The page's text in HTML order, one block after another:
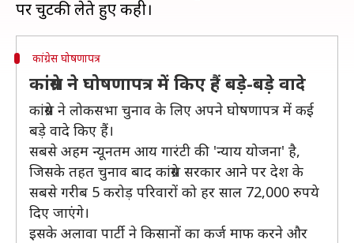
कांग्रेस घोषणापत्र
कांग्रेस ने घोषणापत्र में किए हैं बड़े-बड़े वादे
कांग्रेस ने लोकसभा चुनाव के लिए अपने घोषणापत्र में कई
बड़े वादे किए हैं।
सबसे अहम न्यूनतम आय गारंटी की 'न्याय योजना' है,
जिसके तहत चुनाव बाद कांग्रेस सरकार आने पर देश के
सबसे गरीब 5 करोड़ परिवारों को हर साल 72,000 रुपये
दिए जाएंगे।
इसके अलावा पार्टी ने किसानों का कर्ज माफ करने और